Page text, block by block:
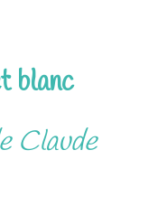
blanc
Claude